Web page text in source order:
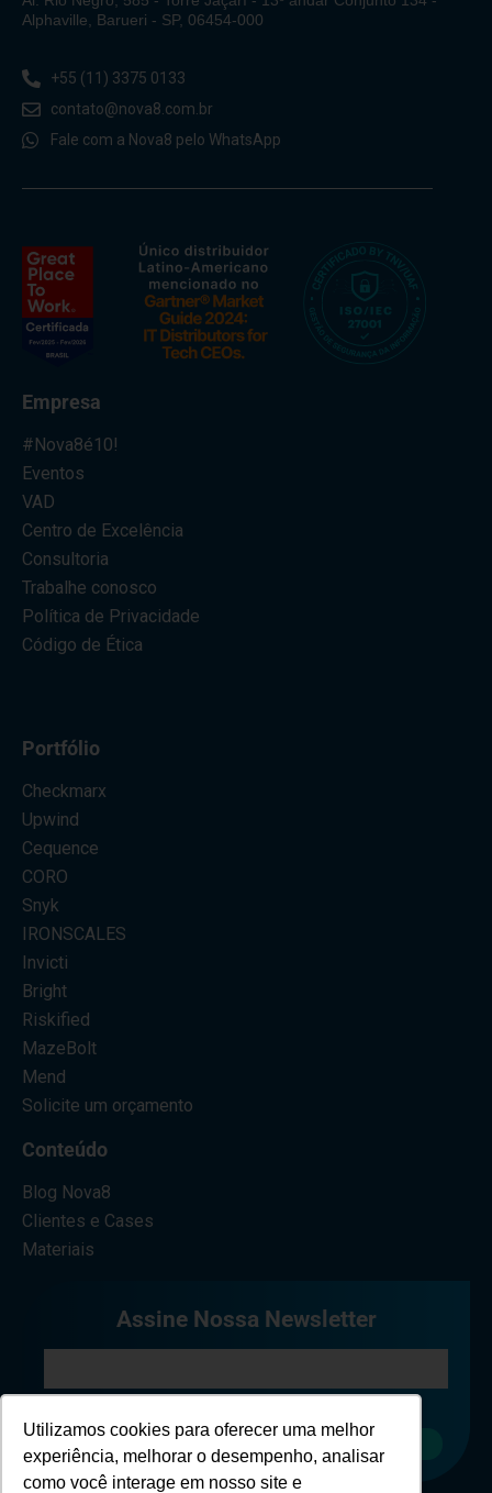
Utilizamos cookies para oferecer uma melhor
experiência, melhorar o desempenho, analisar
como você interage em nosso site e
Alphaville, Barueri - SP, 06454-000
+55 (11) 3375 0133
contato@nova8.com.br
Fale com a Nova8 pelo WhatsApp
Empresa
#Nova8é10!
Eventos
VAD
Centro de Excelência
Consultoria
Trabalhe conosco
Política de Privacidade
Código de Ética
Portfólio
Checkmarx
Upwind
Cequence
CORO
Snyk
IRONSCALES
Invicti
Bright
Riskified
MazeBolt
Mend
Solicite um orçamento
Conteúdo
Blog Nova8
Clientes e Cases
Materiais
Assine Nossa Newsletter